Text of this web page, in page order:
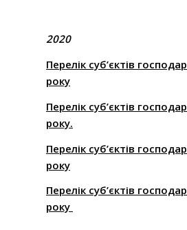
2020
Перелік суб’єктів
року
Перелік суб’єктів
року.
Перелік суб’єктів
року
Перелік суб’єктів
року